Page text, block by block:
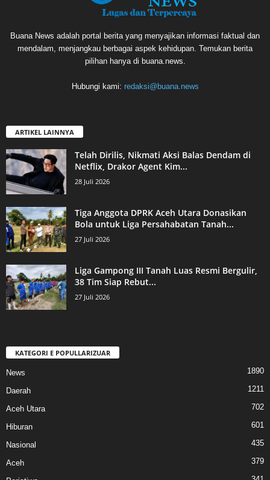
Buana News adalah portal berita yang menyajikan informasi faktual dan
mendalam, menjangkau berbagai aspek kehidupan. Temukan berita
pilihan hanya di buana.news.
Hubungi kami: redaksi@buana.news
ARTIKEL LAINNYA
Telah Dirilis, Nikmati Aksi Balas Dendam di
Netflix, Drakor Agent Kim...
28 Juli 2026
Tiga Anggota DPRK Aceh Utara Donasikan
Bola untuk Liga Persahabatan Tanah...
27 Juli 2026
Liga Gampong III Tanah Luas Resmi Bergulir,
38 Tim Siap Rebut...
27 Juli 2026
KATEGORI E POPULLARIZUAR
News 1890
Daerah 1211
Aceh Utara 702
Hiburan 601
Nasional 435
Aceh 379